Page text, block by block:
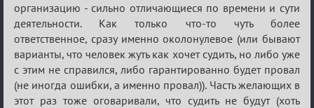
организацию - сильно отличающиеся по времени и сути
деятельности. Как только что-то чуть более
ответственное, сразу именно околонулевое (или бывают
варианты, что человек жуть как хочет судить, но либо уже
с этим не справился, либо гарантированно будет провал
(не иногда ошибки, а именно провал)). Часть желающих в
этот раз тоже оговаривали, что судить не будут (хоть